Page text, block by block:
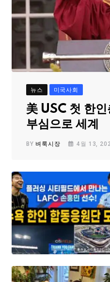
뉴스 미국사회
美 USC 첫 한
부심으로 세계
BY 벼룩시장 4월 13,